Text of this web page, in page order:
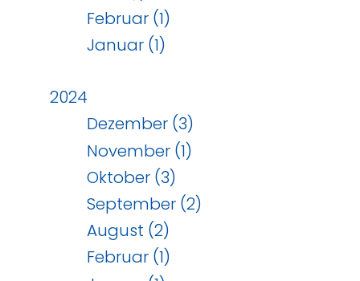
Februar (1)
Januar (1)
2024
Dezember (3)
November (1)
Oktober (3)
September (2)
August (2)
Februar (1)